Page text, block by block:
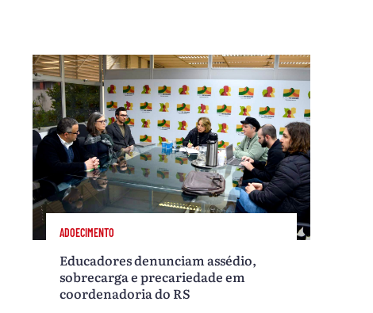
ADOECIMENTO
Educadores denunciam assédio,
sobrecarga e precariedade em
coordenadoria do RS